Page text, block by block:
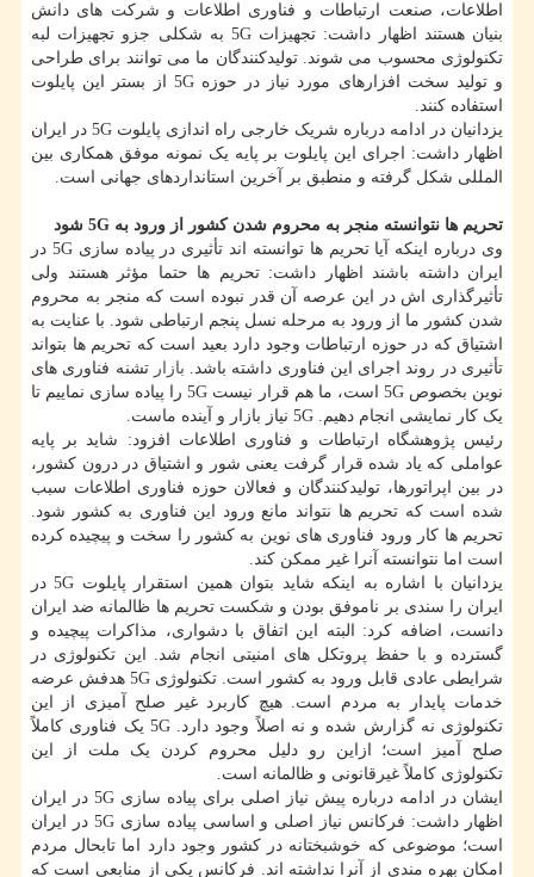
اطلاعات، صنعت ارتباطات و فناوری اطلاعات و شرکت های دانش
بنیان هستند اظهار داشت: تجهیزات 5G به شکلی جزو تجهیزات لبه
تکنولوژی محسوب می شوند. تولیدکنندگان ما می توانند برای طراحی
و تولید سخت افزارهای مورد نیاز در حوزه 5G از بستر این پایلوت
استفاده کنند.
یزدانیان در ادامه درباره شریک خارجی راه اندازی پایلوت 5G در ایران
اظهار داشت: اجرای این پایلوت بر پایه یک نمونه موفق همکاری بین
المللی شکل گرفته و منطبق بر آخرین استانداردهای جهانی است.
تحریم ها نتوانسته منجر به محروم شدن کشور از ورود به 5G شود
وی درباره اینکه آیا تحریم ها توانسته اند تأثیری در پیاده سازی 5G در
ایران داشته باشند اظهار داشت: تحریم ها حتما مؤثر هستند ولی
تأثیرگذاری اش در این عرصه آن قدر نبوده است که منجر به محروم
شدن کشور ما از ورود به مرحله نسل پنجم ارتباطی شود. با عنایت به
اشتیاق که در حوزه ارتباطات وجود دارد بعید است که تحریم ها بتواند
تأثیری در روند اجرای این فناوری داشته باشد. بازار تشنه فناوری های
نوین بخصوص 5G است، ما هم قرار نیست 5G را پیاده سازی نماییم تا
یک کار نمایشی انجام دهیم. 5G نیاز بازار و آینده ماست.
رئیس پژوهشگاه ارتباطات و فناوری اطلاعات افزود: شاید بر پایه
عواملی که یاد شده قرار گرفت یعنی شور و اشتیاق در درون کشور،
در بین اپراتورها، تولیدکنندگان و فعالان حوزه فناوری اطلاعات سبب
شده است که تحریم ها نتواند مانع ورود این فناوری به کشور شود.
تحریم ها کار ورود فناوری های نوین به کشور را سخت و پیچیده کرده
است اما نتوانسته آنرا غیر ممکن کند.
یزدانیان با اشاره به اینکه شاید بتوان همین استقرار پایلوت 5G در
ایران را سندی بر ناموفق بودن و شکست تحریم ها ظالمانه ضد ایران
دانست، اضافه کرد: البته این اتفاق با دشواری، مذاکرات پیچیده و
گسترده و با حفظ پروتکل های امنیتی انجام شد. این تکنولوژی در
شرایطی عادی قابل ورود به کشور است. تکنولوژی 5G هدفش عرضه
خدمات پایدار به مردم است. هیچ کاربرد غیر صلح آمیزی از این
تکنولوژی نه گزارش شده و نه اصلاً وجود دارد. 5G یک فناوری کاملاً
صلح آمیز است؛ ازاین رو دلیل محروم کردن یک ملت از این
تکنولوژی کاملاً غیرقانونی و ظالمانه است.
ایشان در ادامه درباره پیش نیاز اصلی برای پیاده سازی 5G در ایران
اظهار داشت: فرکانس نیاز اصلی و اساسی پیاده سازی 5G در ایران
است؛ موضوعی که خوشبختانه در کشور وجود دارد اما تابحال مردم
امکان بهره مندی از آنرا نداشته اند. فرکانس یکی از منابعی است که